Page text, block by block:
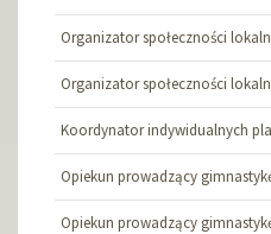
Organizator społeczności
Organizator społeczności
Koordynator indywidualnych
Opiekun prowadzący
Opiekun prowadzący